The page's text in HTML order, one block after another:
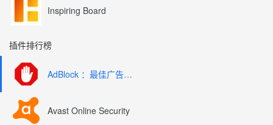
Inspiring Board
插件排行榜
AdBlock ：最佳广告拦截工具
Avast Online Security